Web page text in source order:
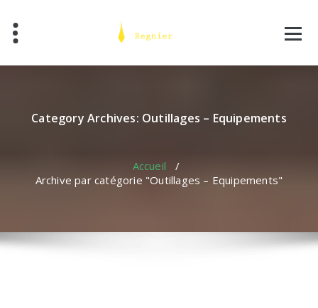
content
Category Archives: Outillages – Equipements
Accueil /
Archive par catégorie "Outillages – Equipements"